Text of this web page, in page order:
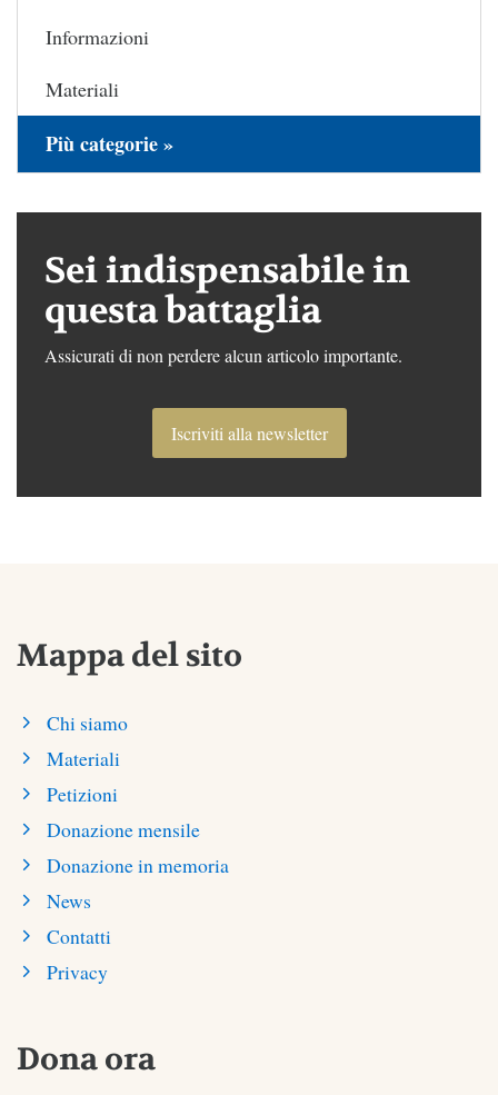
Informazioni
Materiali
Più categorie »
Sei indispensabile in
questa battaglia
Assicurati di non perdere alcun articolo importante.
Iscriviti alla newsletter
Mappa del sito
Chi siamo
Materiali
Petizioni
Donazione mensile
Donazione in memoria
News
Contatti
Privacy
Dona ora